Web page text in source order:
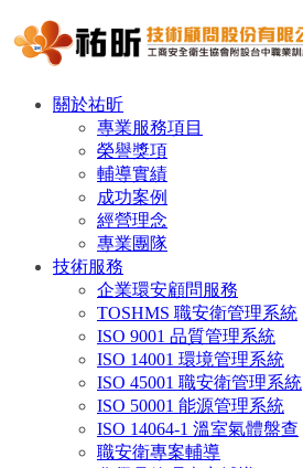
關於祐昕
專業服務項目
榮譽獎項
輔導實績
成功案例
經營理念
專業團隊
技術服務
企業環安顧問服務
TOSHMS 職安衛管理系統
ISO 9001 品質管理系統
ISO 14001 環境管理系統
ISO 45001 職安衛管理系統
ISO 50001 能源管理系統
ISO 14064-1 溫室氣體盤查
職安衛專案輔導